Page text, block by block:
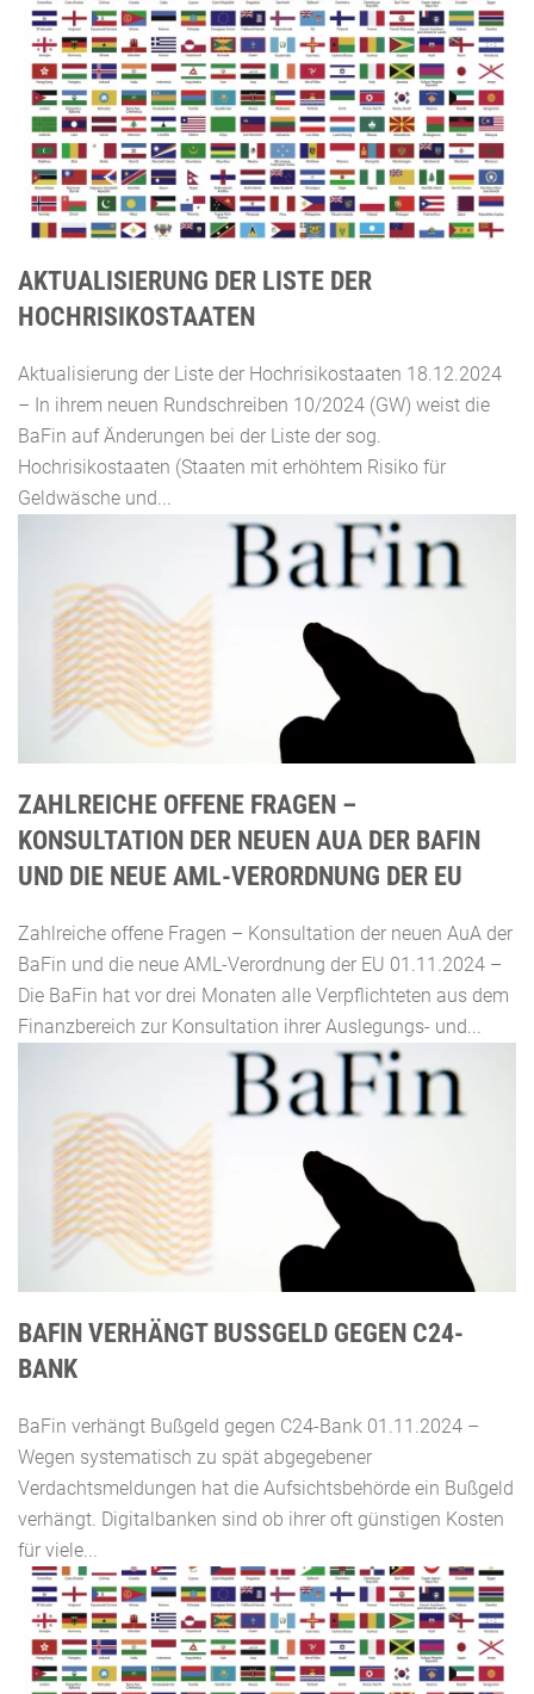
AKTUALISIERUNG DER LISTE DER
HOCHRISIKOSTAATEN
Aktualisierung der Liste der Hochrisikostaaten 18.12.2024
– In ihrem neuen Rundschreiben 10/2024 (GW) weist die
BaFin auf Änderungen bei der Liste der sog.
Hochrisikostaaten (Staaten mit erhöhtem Risiko für
Geldwäsche und...
ZAHLREICHE OFFENE FRAGEN –
KONSULTATION DER NEUEN AUA DER BAFIN
UND DIE NEUE AML-VERORDNUNG DER EU
Zahlreiche offene Fragen – Konsultation der neuen AuA der
BaFin und die neue AML-Verordnung der EU 01.11.2024 –
Die BaFin hat vor drei Monaten alle Verpflichteten aus dem
Finanzbereich zur Konsultation ihrer Auslegungs- und...
BAFIN VERHÄNGT BUSSGELD GEGEN C24-B
ANK
BaFin verhängt Bußgeld gegen C24-Bank 01.11.2024 –
Wegen systematisch zu spät abgegebener
Verdachtsmeldungen hat die Aufsichtsbehörde ein Bußgeld
verhängt. Digitalbanken sind ob ihrer oft günstigen Kosten
für viele...